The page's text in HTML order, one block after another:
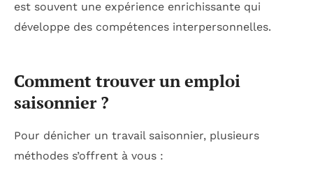
est souvent une expérience enrichissante qui
développe des compétences interpersonnelles.
Comment trouver un emploi
saisonnier ?
Pour dénicher un travail saisonnier, plusieurs
méthodes s’offrent à vous :